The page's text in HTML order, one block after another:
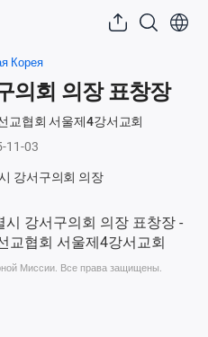
Корея
의회 의장 표창장
교협회 서울제4강서교회
11-03
강서구의회 의장
Миссии. Все права защищены.